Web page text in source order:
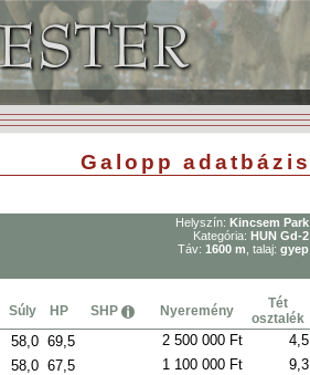
Galopp adatbázis
Helyszín: Kincsem Park
Kategória: HUN Gd-2
Táv: 1600 m , talaj: gyep
Súly HP SHP Nyeremény
Tét
osztalék
58,0 69,5 2 500 000 Ft
4,5
58,0 67,5 1 100 000 Ft
9,3